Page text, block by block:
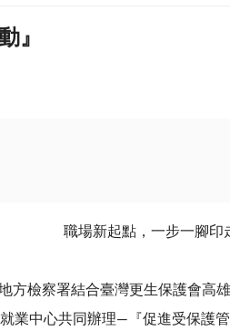
』
職場新起點，一步一腳印
方檢察署結合臺灣更生保護會高
業中心共同辦理—『促進受保護管